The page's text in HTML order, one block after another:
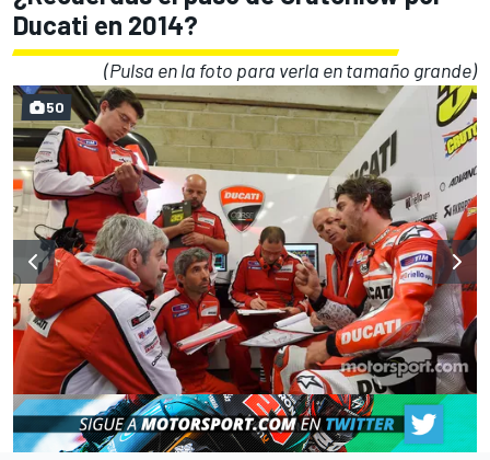
Ducati en 2014?
(Pulsa en la foto para verla en tamaño grande)
50